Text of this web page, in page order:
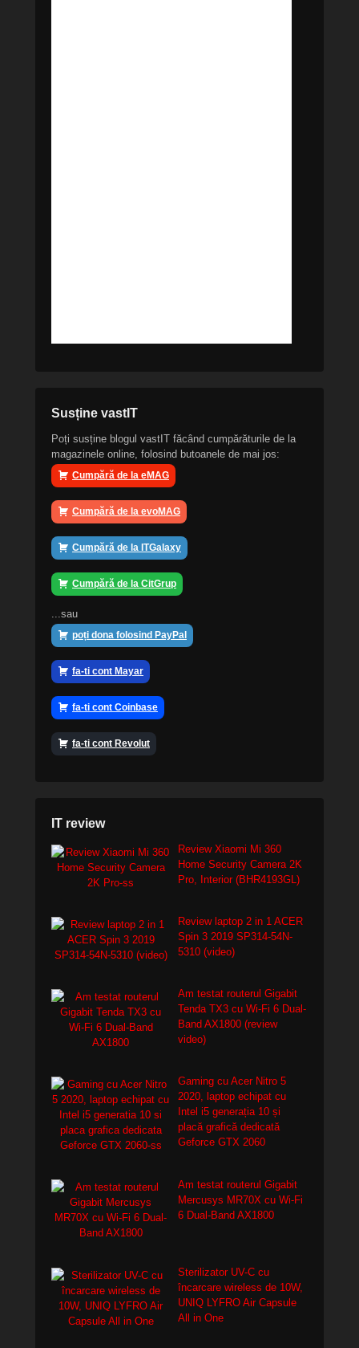
Susține vastIT
Poți susține blogul vastIT făcând cumpărăturile de la
magazinele online, folosind butoanele de mai jos:
Cumpără de la eMAG
Cumpără de la evoMAG
Cumpără de la ITGalaxy
Cumpără de la CitGrup
...sau
poți dona folosind PayPal
fa-ti cont Mayar
fa-ti cont Coinbase
fa-ti cont Revolut
IT review
Review Xiaomi Mi 360
Home Security Camera 2K
Pro, Interior (BHR4193GL)
Review laptop 2 in 1 ACER
Spin 3 2019 SP314-54N-
5310 (video)
Am testat routerul Gigabit
Tenda TX3 cu Wi-Fi 6 Dual-
Band AX1800 (review
video)
Gaming cu Acer Nitro 5
2020, laptop echipat cu
Intel i5 generația 10 și
placă grafică dedicată
Geforce GTX 2060
Am testat routerul Gigabit
Mercusys MR70X cu Wi-Fi
6 Dual-Band AX1800
Sterilizator UV-C cu
încarcare wireless de 10W,
UNIQ LYFRO Air Capsule
All in One